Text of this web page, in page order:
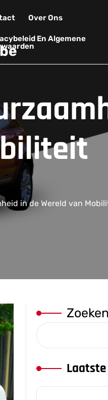
Over Ons
En Algemene
in de Wereld van
Zoeken